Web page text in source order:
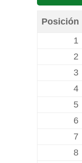
Posición
1
2
3
4
5
6
7
8